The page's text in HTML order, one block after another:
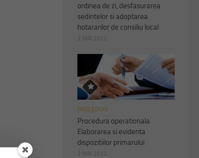
ordinea de zi, desfasurarea
sedintelor si adoptarea
hotararilor de consiliu local
2 MAI 2022
PROCEDURI
Procedura operationala
Elaborarea si evidenta
dispozitiilor primarului
2 MAI 2022